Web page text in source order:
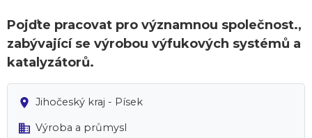
Pojďte pracovat pro významnou společnost.,
zabývající se výrobou výfukových systémů a
katalyzátorů.
Jihočeský kraj - Písek
Výroba a průmysl